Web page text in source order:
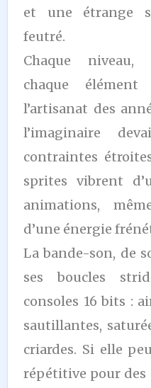
et une étrange
feutré.
Chaque niveau,
chaque élément
l’artisanat des
l’imaginaire
contraintes
sprites vibrent
animations,
d’une énergie
La bande-son, de
ses boucles
consoles 16 bits :
sautillantes,
criardes. Si elle
répétitive pour des